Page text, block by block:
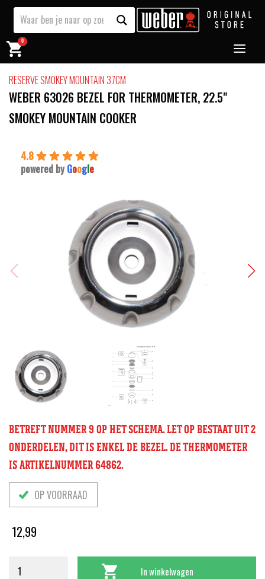
0
RESERVE SMOKEY MOUNTAIN 37CM
WEBER 63026 BEZEL FOR THERMOMETER, 22.5"
SMOKEY MOUNTAIN COOKER
4.8
powered by Google
BETREFT NUMMER 9 OP HET SCHEMA. LET OP BESTAAT UIT 2
ONDERDELEN, DIT IS ENKEL DE BEZEL. DE THERMOMETER
IS ARTIKELNUMMER 64862.
OP VOORRAAD
12,99
In winkelwagen